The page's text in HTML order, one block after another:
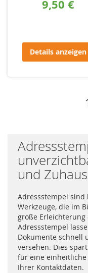
9,50 €
Details anzeigen
und
Adressstempel
Werkzeuge, die im
große
Adressstempel
Dokumente schnell
versehen. Dies
für eine
Ihrer Kontaktdaten.